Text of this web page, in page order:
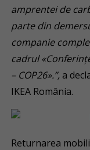
amprentei de
parte din
companie
cadrul
– COP26».”, a
IKEA România.
Returnarea